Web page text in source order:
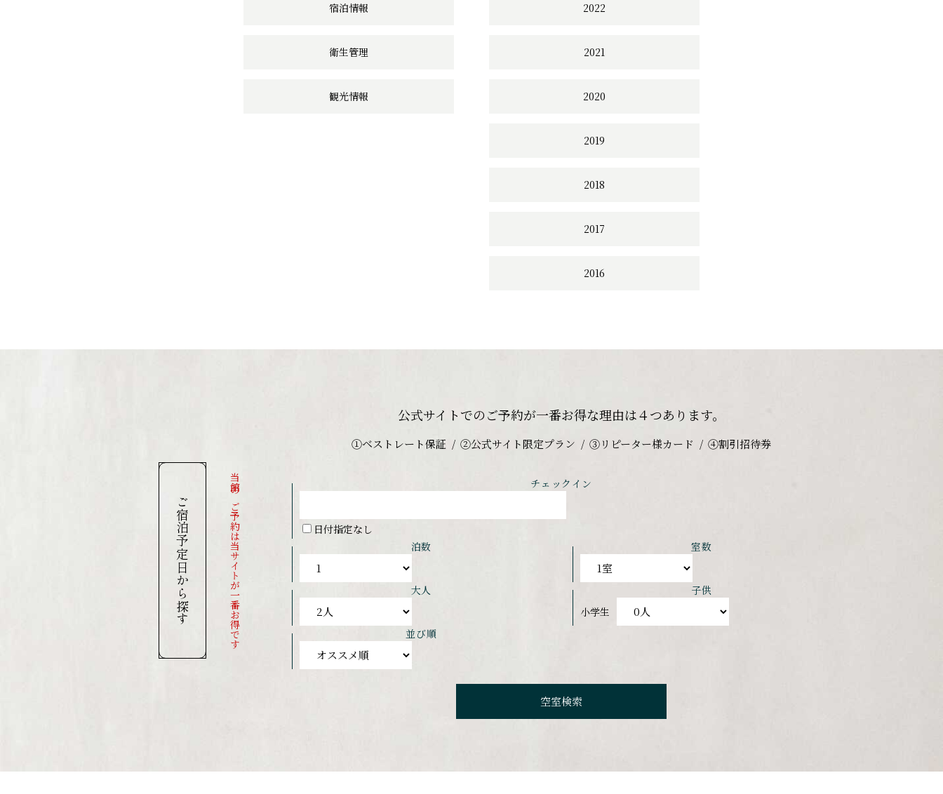
宿泊情報
衛生管理
観光情報
2022
2021
2020
2019
2018
2017
2016
ご宿泊予定日から探す 当館のご予約は当サイトが一番お得です
公式サイトでのご予約が一番お得な理由は４つあります。
①ベストレート保証 ②公式サイト限定プラン ③リピーター様カード ④割引招待券
チェックイン
日付指定なし
泊数
室数
大人
子供
小学生
並び順